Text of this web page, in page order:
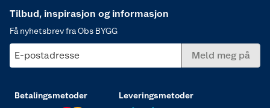
Tilbud, inspirasjon og informasjon
Få nyhetsbrev fra Obs BYGG
E-postadresse Meld meg på
Betalingsmetoder Leveringsmetoder